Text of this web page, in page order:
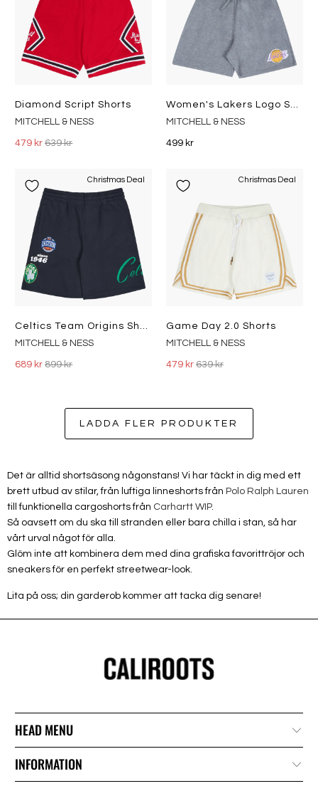
Diamond Script Shorts
MITCHELL & NESS
479 kr639 kr
Women's Lakers Logo Short
MITCHELL & NESS
499 kr
Christmas Deal
Celtics Team Origins Shorts
MITCHELL & NESS
689 kr899 kr
Christmas Deal
Game Day 2.0 Shorts
MITCHELL & NESS
479 kr 639 kr
LADDA FLER PRODUKTER
Det är alltid shortsäsong någonstans! Vi har täckt in dig med ett
brett utbud av stilar, från luftiga linneshorts från Polo Ralph Lauren
till funktionella cargoshorts från Carhartt WIP.
Så oavsett om du ska till stranden eller bara chilla i stan, så har
vårt urval något för alla.
Glöm inte att kombinera dem med dina grafiska favorittröjor och
sneakers för en perfekt streetwear-look.
Lita på oss; din garderob kommer att tacka dig senare!
HEAD MENU
INFORMATION